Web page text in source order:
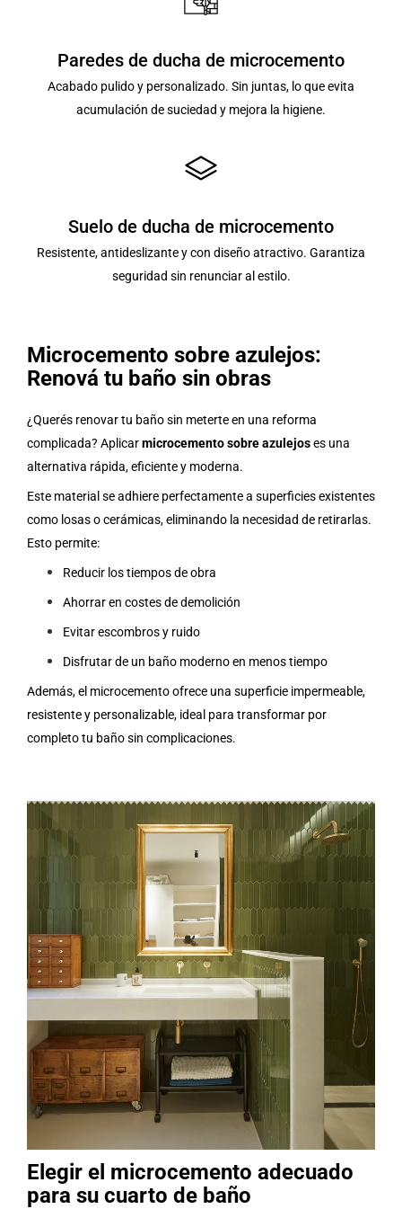
Paredes de ducha de microcemento
Acabado pulido y personalizado. Sin juntas, lo que evita
acumulación de suciedad y mejora la higiene.
Suelo de ducha de microcemento
Resistente, antideslizante y con diseño atractivo. Garantiza
seguridad sin renunciar al estilo.
Microcemento sobre azulejos:
Renová tu baño sin obras
¿Querés renovar tu baño sin meterte en una reforma
complicada? Aplicarmicrocemento sobre azulejoses una
alternativa rápida, eficiente y moderna.
Este material se adhiere perfectamente a superficies existentes
como losas o cerámicas, eliminando la necesidad de retirarlas.
Esto permite:
Reducir los tiempos de obra
Ahorrar en costes de demolición
Evitar escombros y ruido
Disfrutar de un baño moderno en menos tiempo
Además, el microcemento ofrece una superficie impermeable,
resistente y personalizable, ideal para transformar por
completo tu baño sin complicaciones.
Elegir el microcemento adecuado
para su cuarto de baño